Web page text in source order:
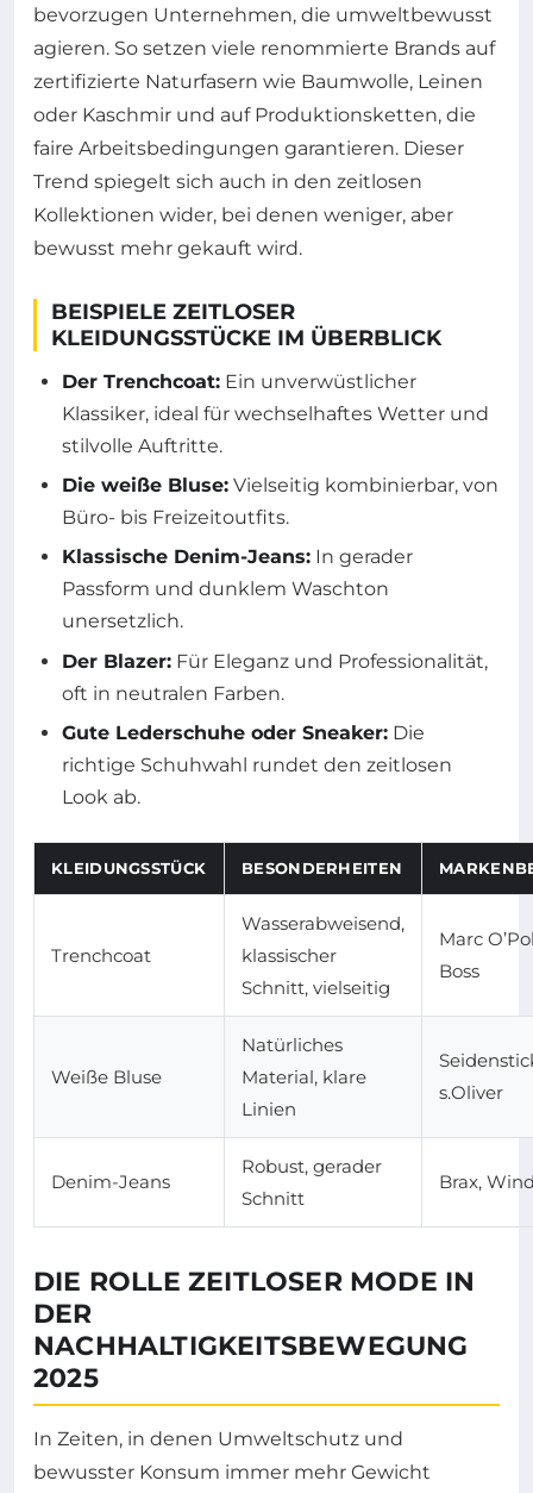
bevorzugen Unternehmen, die umweltbewusst
agieren. So setzen viele renommierte Brands auf
zertifizierte Naturfasern wie Baumwolle, Leinen
oder Kaschmir und auf Produktionsketten, die
faire Arbeitsbedingungen garantieren. Dieser
Trend spiegelt sich auch in den zeitlosen
Kollektionen wider, bei denen weniger, aber
bewusst mehr gekauft wird.
BEISPIELE ZEITLOSER
KLEIDUNGSSTÜCKE IM ÜBERBLICK
Der Trenchcoat: Ein unverwüstlicher
Klassiker, ideal für wechselhaftes Wetter und
stilvolle Auftritte.
Die weiße Bluse: Vielseitig kombinierbar, von
Büro- bis Freizeitoutfits.
Klassische Denim-Jeans: In gerader
Passform und dunklem Waschton
unersetzlich.
Der Blazer: Für Eleganz und Professionalität,
oft in neutralen Farben.
Gute Lederschuhe oder Sneaker: Die
richtige Schuhwahl rundet den zeitlosen
Look ab.
KLEIDUNGSSTÜCK BESONDERHEITEN
Trenchcoat
Wasserabweisend,
klassischer
Schnitt, vielseitig
Marc
Boss
Weiße Bluse
Natürliches
Material, klare
Linien
s.Oliver
Denim-Jeans
Robust, gerader
Schnitt
Brax,
DIE ROLLE ZEITLOSER MODE IN
DER
NACHHALTIGKEITSBEWEGUNG
2025
In Zeiten, in denen Umweltschutz und
bewusster Konsum immer mehr Gewicht